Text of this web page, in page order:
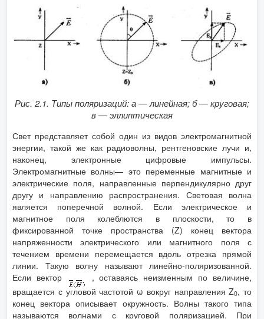
Рис. 2.1. Типы поляризаций:а — линейная; б — круговая;
в — эллиптическая
Свет представляет собой один из видов электромагнитной
энергии, такой же как радиоволны, рентгеновские лучи и,
наконец, электронные цифровые импульсы.
Электромагнитные волны— это переменные магнитные и
электрические поля, направленные перпендикулярно друг
другу и направлению распространения. Световая волна
является поперечной волной. Если электрическое и
магнитное поля колеблются в плоскости, то в
фиксированной точке пространства (Z) конец вектора
напряженности электрического или магнитного поля с
течением времени перемещается вдоль отрезка прямой
линии. Такую волну называют линейно-поляризованной.
Если вектор
, оставаясь неизменным по величине,
вращается с угловой частотой ω вокруг направленияZ0, то
конец вектора описывает окружность. Волны такого типа
называются волнами с круговой поляризацией. При